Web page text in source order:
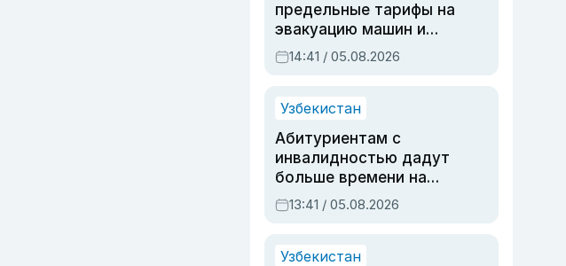
предельные тарифы на
эвакуацию машин и
штрафстоянки
14:41 / 05.08.2026
Узбекистан
Абитуриентам с
инвалидностью дадут
больше времени на
вступительных
экзаменах
13:41 / 05.08.2026
Узбекистан